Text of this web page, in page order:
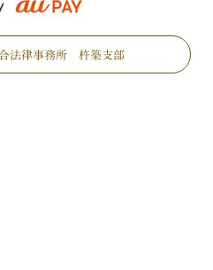
法律事務所 杵築支部